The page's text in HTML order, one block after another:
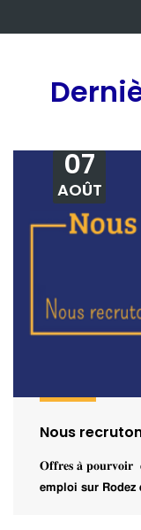
07
AOÛT
Nous
𝐎𝐟𝐟𝐫𝐞𝐬 𝐚̀
𝗲𝗺𝗽𝗹𝗼𝗶 𝘀𝘂𝗿